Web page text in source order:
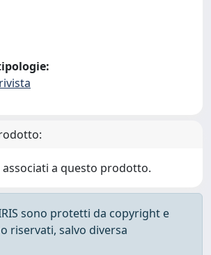
a questo prodotto.
sono protetti da copyright e
riservati, salvo diversa